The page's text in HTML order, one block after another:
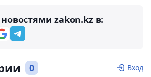
zakon.kz в:
0 Вход